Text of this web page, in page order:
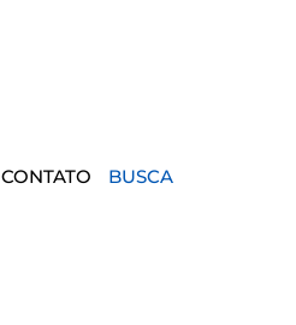
CONTATO BUSCA